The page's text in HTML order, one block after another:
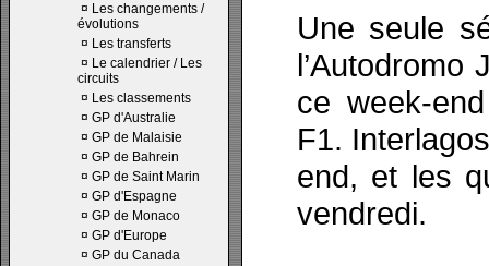
¤ Les changements /
évolutions
¤ Les transferts
¤ Le calendrier / Les
circuits
¤ Les classements
¤ GP d'Australie
¤ GP de Malaisie
¤ GP de Bahrein
¤ GP de Saint Marin
¤ GP d'Espagne
¤ GP de Monaco
¤ GP d'Europe
¤ GP du Canada
Une seule
l’Autodromo
ce week-
F1.
end, et les
vendredi.